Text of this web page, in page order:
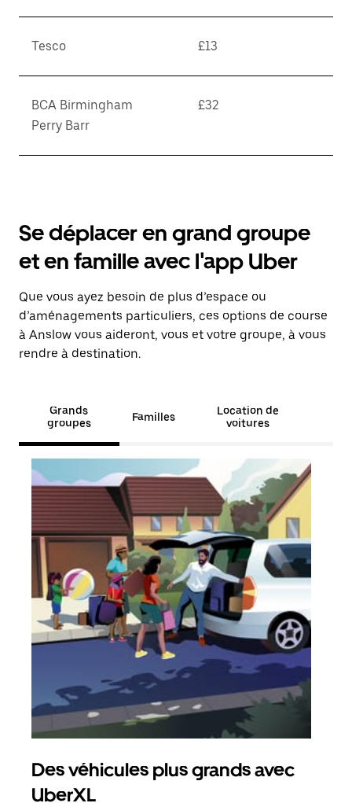
Tesco £13
BCA Birmingham
Perry Barr
£32
Se déplacer en grand groupe
et en famille avec l'app Uber
Que vous ayez besoin de plus d’espace ou
d’aménagements particuliers, ces options de course
à Anslow vous aideront, vous et votre groupe, à vous
rendre à destination.
Grands
groupes
Familles
Location de
voitures
Des véhicules plus grands avec
UberXL